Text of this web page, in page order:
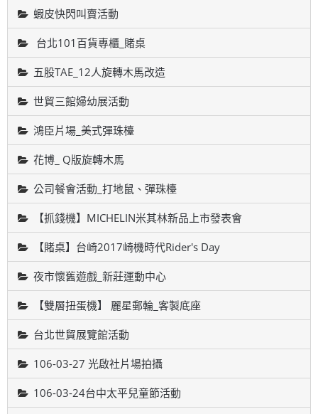
蝦皮快閃叫賣活動
台北101百貨專櫃_賭桌
五股TAE_12人旋轉木馬改造
世貿三館婦幼展活動
鴻臣片場_美式彈珠檯
花博_ Q版旋轉木馬
公司餐會活動_打地鼠、彈珠檯
【抓錢機】MICHELIN米其林新品上市發表會
【賭桌】台崎2017崎機時代Rider's Day
夜市懷舊遊戲_新莊運動中心
【雙層扭蛋機】 麗星郵輪_客製底座
台北世貿展覽館活動
106-03-27 光啟社片場拍攝
106-03-24台中太平兒童節活動